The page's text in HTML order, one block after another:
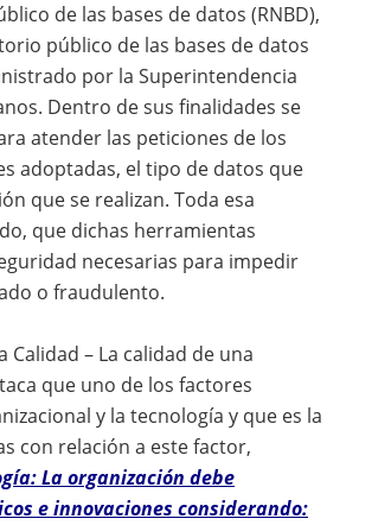
de las bases de datos (RNBD),
público de las bases de datos
por la Superintendencia
Dentro de sus finalidades se
atender las peticiones de los
adoptadas, el tipo de datos que
que se realizan. Toda esa
que dichas herramientas
necesarias para impedir
o fraudulento.
Calidad – La calidad de una
que uno de los factores
y la tecnología y que es la
con relación a este factor,
La organización debe
e innovaciones considerando: